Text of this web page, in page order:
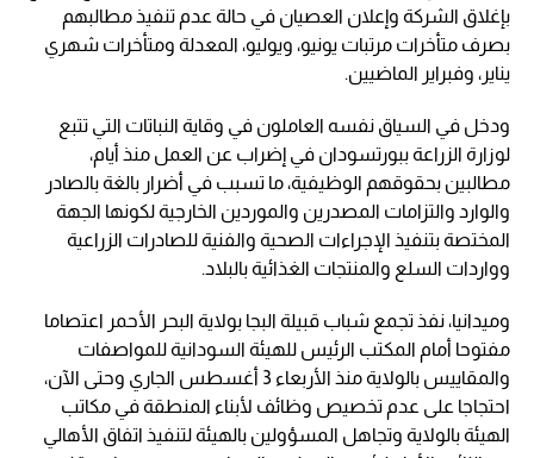
بإغلاق الشركة وإعلان العصيان في حالة عدم تنفيذ مطالبهم
بصرف متأخرات مرتبات يونيو، ويوليو، المعدلة ومتأخرات شهري
يناير، وفبراير الماضيين.
ودخل في السياق نفسه العاملون في وقاية النباتات التي تتبع
لوزارة الزراعة ببورتسودان في إضراب عن العمل منذ أيام،
مطالبين بحقوقهم الوظيفية، ما تسبب في أضرار بالغة بالصادر
والوارد والتزامات المصدرين والموردين الخارجية لكونها الجهة
المختصة بتنفيذ الإجراءات الصحية والفنية للصادرات الزراعية
وواردات السلع والمنتجات الغذائية بالبلاد.
وميدانيا، نفذ تجمع شباب قبيلة البجا بولاية البحر الأحمر اعتصاما
مفتوحا أمام المكتب الرئيس للهيئة السودانية للمواصفات
والمقاييس بالولاية منذ الأربعاء 3 أغسطس الجاري وحتى الآن،
احتجاجا على عدم تخصيص وظائف لأبناء المنطقة في مكاتب
الهيئة بالولاية وتجاهل المسؤولين بالهيئة لتنفيذ اتفاق الأهالي